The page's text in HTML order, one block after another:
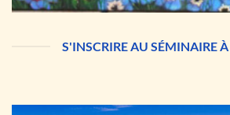
S'INSCRIRE AU SÉMINAIRE